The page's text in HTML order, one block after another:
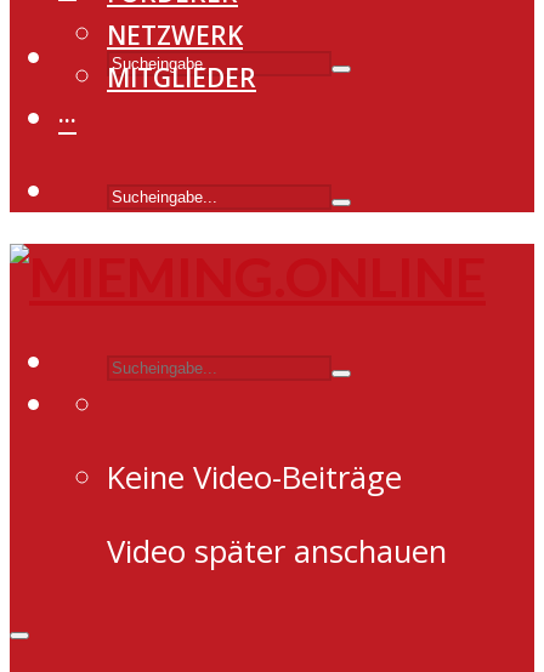
NETZWERK
MITGLIEDER
···
Keine Video-Beiträge
Video später anschauen